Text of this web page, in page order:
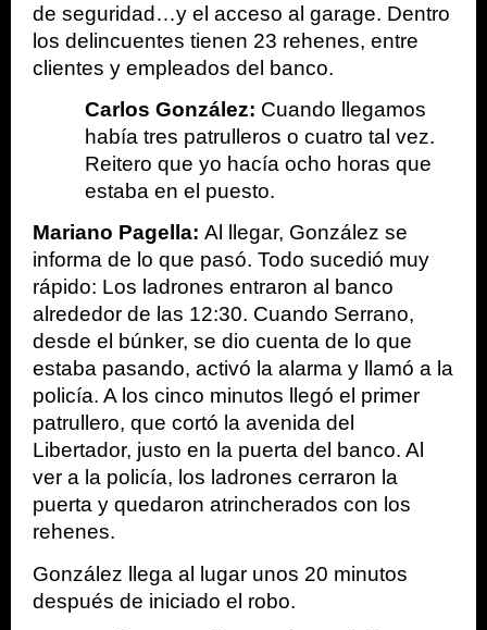
de seguridad…y el acceso al garage. Dentro
los delincuentes tienen 23 rehenes, entre
clientes y empleados del banco.
Carlos González: Cuando llegamos
había tres patrulleros o cuatro tal vez.
Reitero que yo hacía ocho horas que
estaba en el puesto.
Mariano Pagella: Al llegar, González se
informa de lo que pasó. Todo sucedió muy
rápido: Los ladrones entraron al banco
alrededor de las 12:30. Cuando Serrano,
desde el búnker, se dio cuenta de lo que
estaba pasando, activó la alarma y llamó a la
policía. A los cinco minutos llegó el primer
patrullero, que cortó la avenida del
Libertador, justo en la puerta del banco. Al
ver a la policía, los ladrones cerraron la
puerta y quedaron atrincherados con los
rehenes.
González llega al lugar unos 20 minutos
después de iniciado el robo.